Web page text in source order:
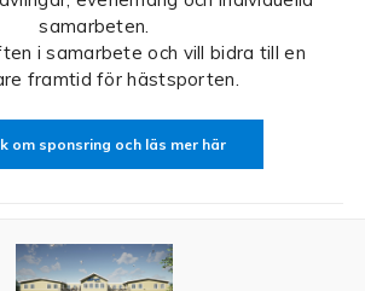
samarbeten.
i samarbete och vill bidra till en
framtid för hästsporten.
om sponsring och läs mer här